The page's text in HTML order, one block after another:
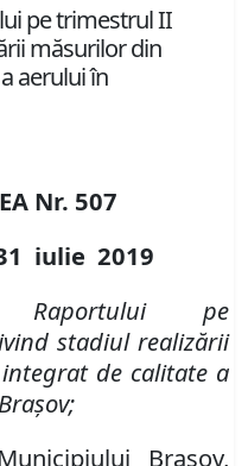
pe trimestrul II
măsurilor din
aerului în
Nr. 507
iulie 2019
Raportului pe
stadiul realizării
de calitate a
;
Brașov,